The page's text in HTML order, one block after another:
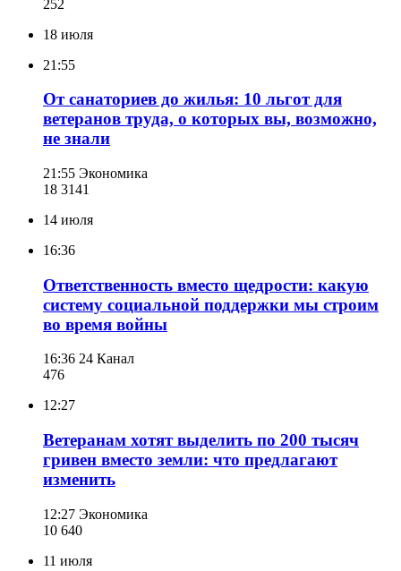
252
18 июля
21:55
От санаториев до жилья: 10 льгот для
ветеранов труда, о которых вы, возможно,
не знали
21:55 Экономика
18 3141
14 июля
16:36
Ответственность вместо щедрости: какую
систему социальной поддержки мы строим
во время войны
16:36 24 Канал
476
12:27
Ветеранам хотят выделить по 200 тысяч
гривен вместо земли: что предлагают
изменить
12:27 Экономика
10 640
11 июля